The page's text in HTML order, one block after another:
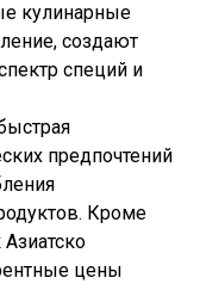
кулинарные
создают
специй и
предпочтений
Кроме
цены